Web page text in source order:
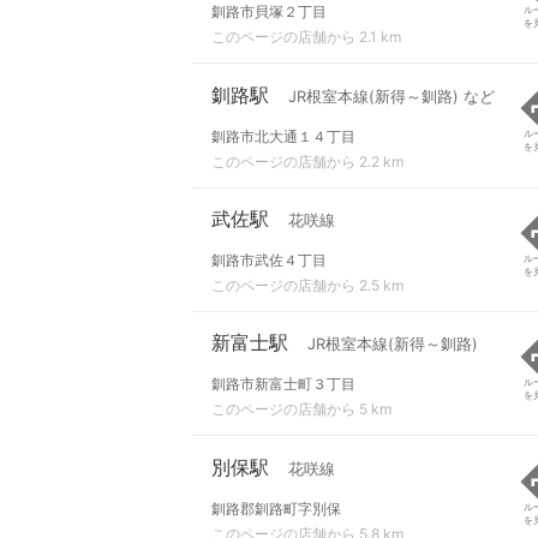
釧路市貝塚２丁目
このページの店舗から 2.1 km
ル
を
釧路駅 JR根室本線(新得～釧路) など
釧路市北大通１４丁目
このページの店舗から 2.2 km
ル
を
武佐駅 花咲線
釧路市武佐４丁目
このページの店舗から 2.5 km
ル
を
新富士駅 JR根室本線(新得～釧路)
釧路市新富士町３丁目
このページの店舗から 5 km
ル
を
別保駅 花咲線
釧路郡釧路町字別保
このページの店舗から 5.8 km
ル
を